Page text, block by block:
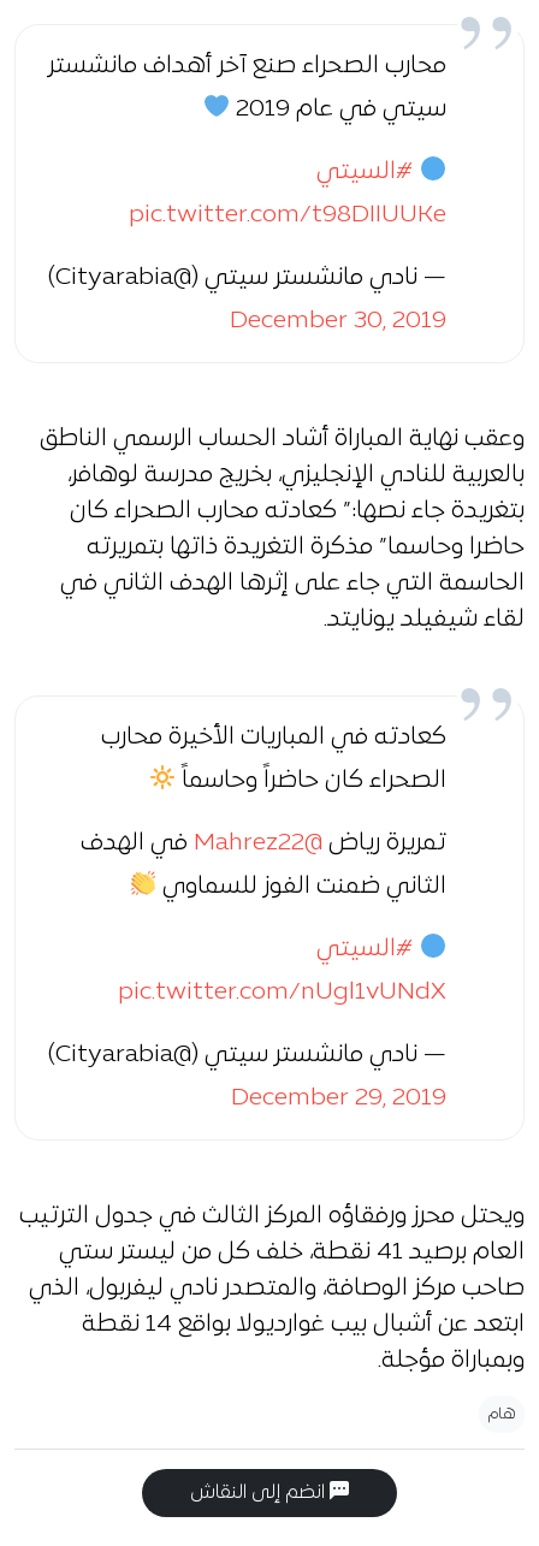
محارب الصحراء صنع آخر أهداف مانشستر
سيتي في عام 2019
#السيتي
pic.twitter.com/t98DIIUUKe
— نادي مانشستر سيتي (@Cityarabia)
December 30, 2019
وعقب نهاية المباراة أشاد الحساب الرسمي الناطق
بالعربية للنادي الإنجليزي، بخريج مدرسة لوهافر،
بتغريدة جاء نصها:” كعادته محارب الصحراء كان
حاضرا وحاسما” مذكرة التغريدة ذاتها بتمريرته
الحاسمة التي جاء على إثرها الهدف الثاني في
لقاء شيفيلد يونايتد.
كعادته في المباريات الأخيرة محارب
الصحراء كان حاضراً وحاسماً
تمريرة رياض @Mahrez22
في الهدف
الثاني ضمنت الفوز للسماوي
#السيتي
pic.twitter.com/nUgl1vUNdX
— نادي مانشستر سيتي (@Cityarabia)
December 29, 2019
ويحتل محرز ورفقاؤه المركز الثالث في جدول الترتيب
العام برصيد 41 نقطة، خلف كل من ليستر ستي
صاحب مركز الوصافة، والمتصدر نادي ليفربول، الذي
ابتعد عن أشبال بيب غوارديولا بواقع 14 نقطة
وبمباراة مؤجلة.
هام
انضم إلى النقاش